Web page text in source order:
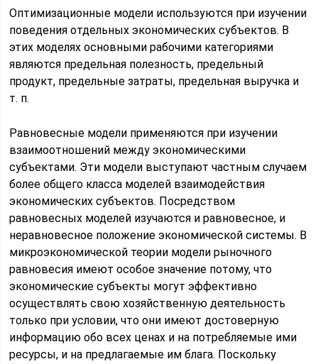
Оптимизационные модели используются при изучении
поведения отдельных экономических субъектов. В
этих моделях основными рабочими категориями
являются предельная полезность, предельный
продукт, предельные затраты, предельная выручка и
т. п.
Равновесные модели применяются при изучении
взаимоотношений между экономическими
субъектами. Эти модели выступают частным случаем
более общего класса моделей взаимодействия
экономических субъектов. Посредством
равновесных моделей изучаются и равновесное, и
неравновесное положение экономической системы. В
микроэкономической теории модели рыночного
равновесия имеют особое значение потому, что
экономические субъекты могут эффективно
осуществлять свою хозяйственную деятельность
только при условии, что они имеют достоверную
информацию обо всех ценах и на потребляемые ими
ресурсы, и на предлагаемые им блага. Поскольку